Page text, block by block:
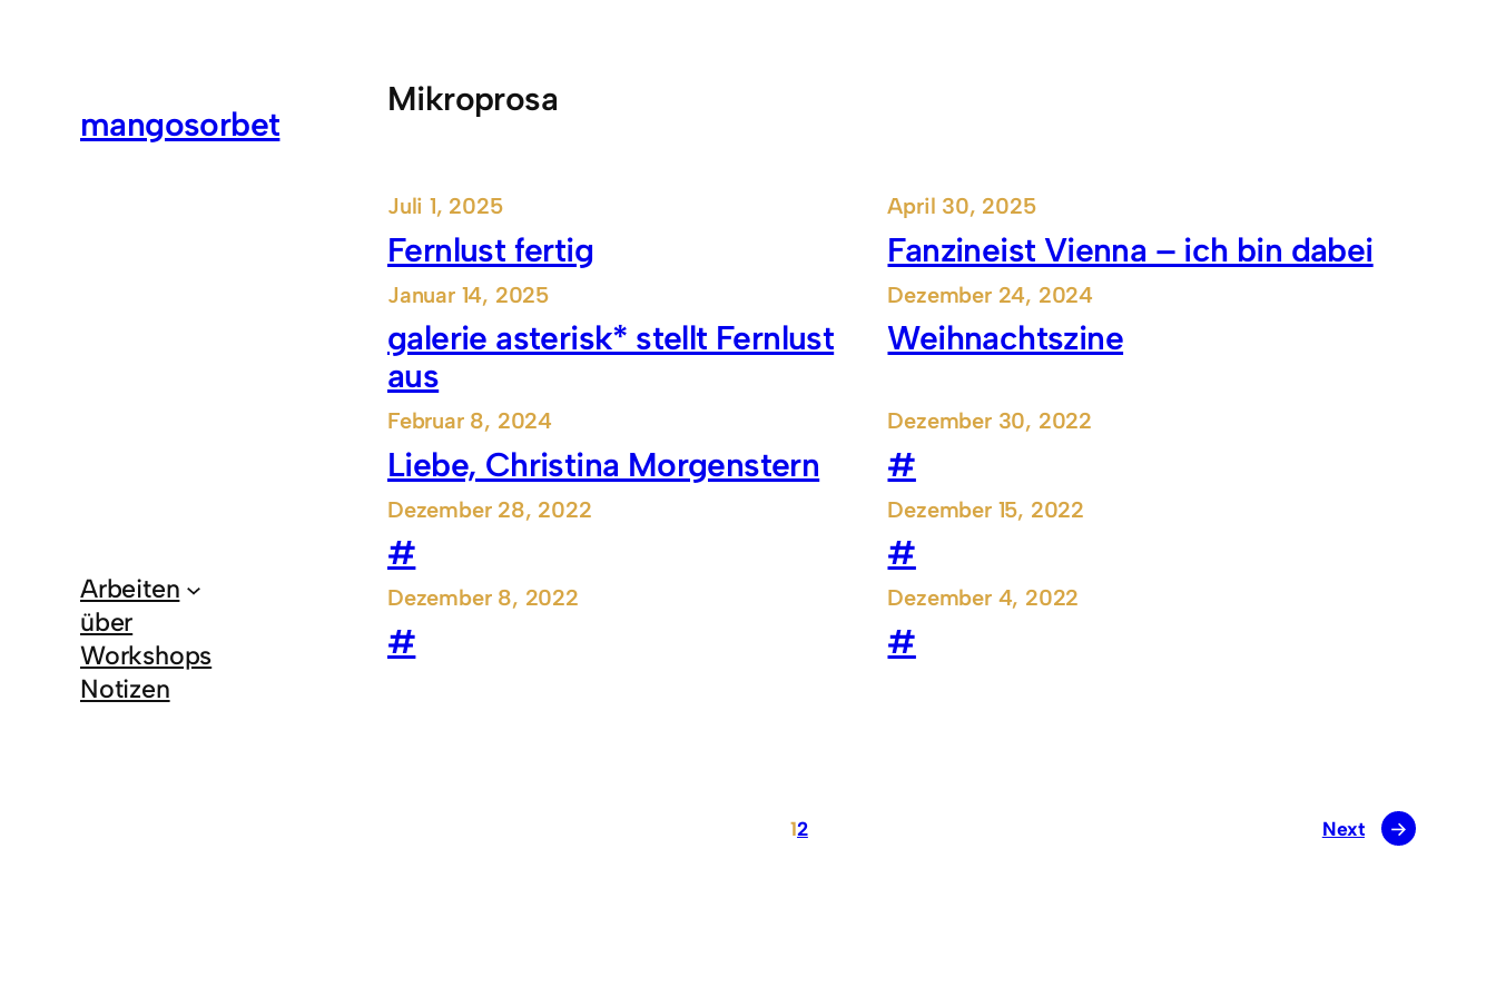
mangosorbet
Arbeiten
über
Workshops
Notizen
Mikroprosa
Juli 1, 2025
Fernlust fertig
April 30, 2025
Fanzineist Vienna – ich bin dabei
Januar 14, 2025
galerie asterisk* stellt Fernlust
aus
Dezember 24, 2024
Weihnachtszine
Februar 8, 2024
Liebe, Christina Morgenstern
Dezember 30, 2022
#
Dezember 28, 2022
#
Dezember 15, 2022
#
Dezember 8, 2022
#
Dezember 4, 2022
#
12 Next →